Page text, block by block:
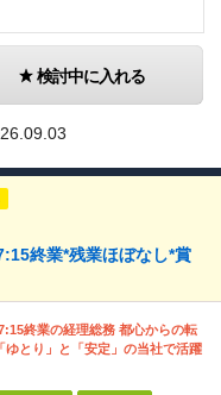
検討中に入れる
終業*残業ほぼなし*賞
終業の経理総務 都心からの転
ゆとり」と「安定」の当社で活躍